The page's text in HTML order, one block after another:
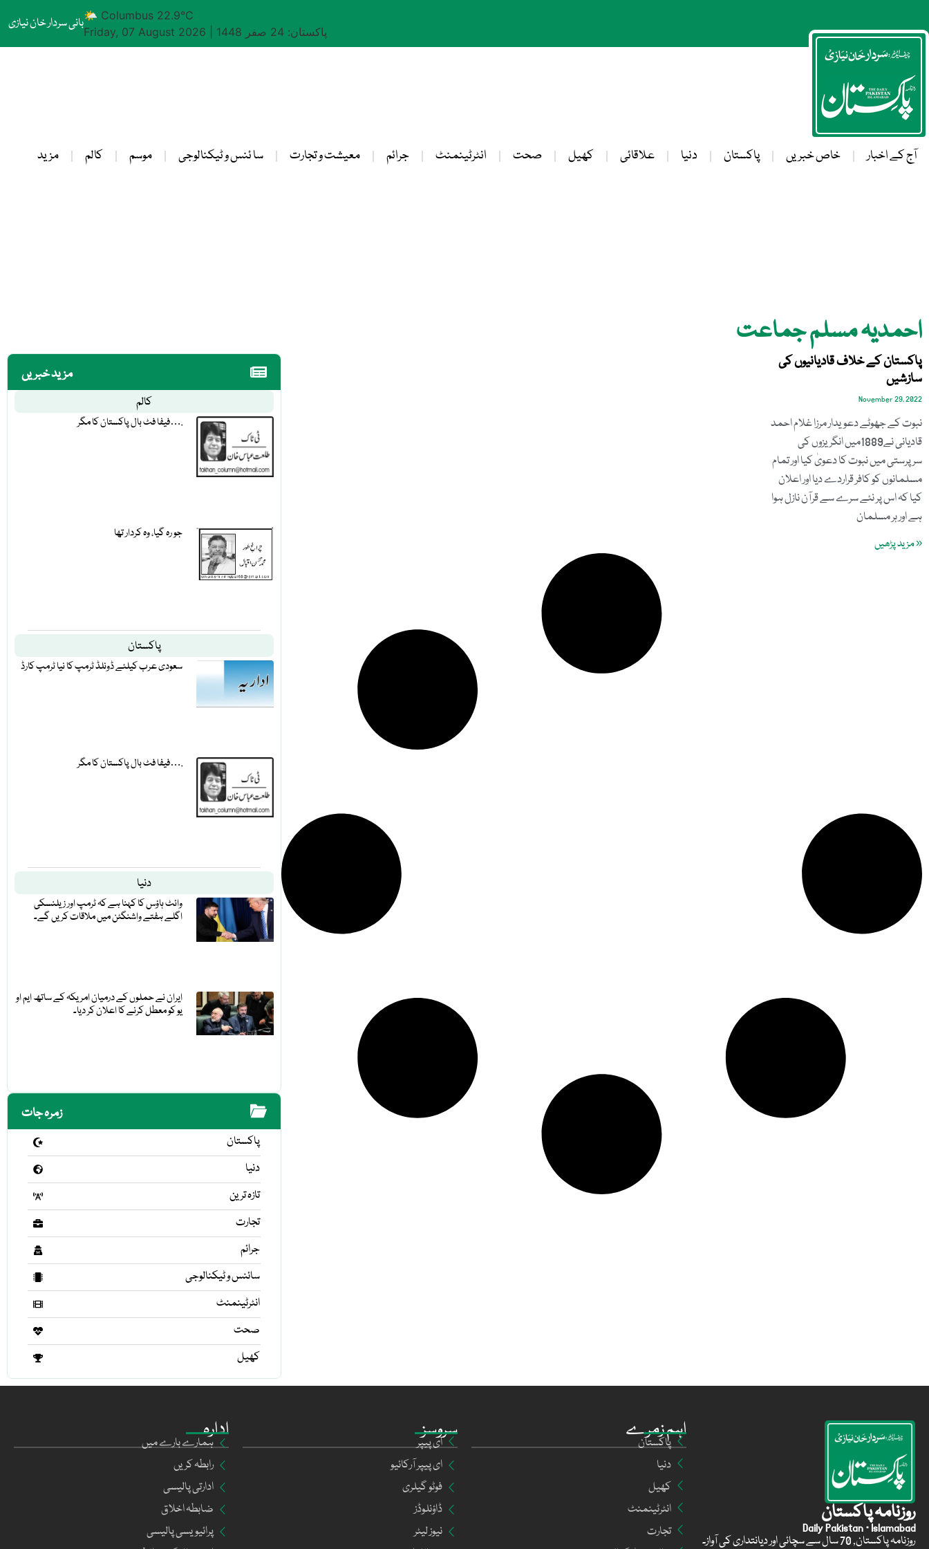
بانی سردار خان نیازی🌤 Columbus 22.9°C
Friday, 07 August 2026
پاکستان: 24 صفر 1448
آج کے اخبار خاص خبریں پاکستان دنیا علاقائی کھیل صحت انٹرٹینمنٹ جرائم معیشت و تجارت سا ئنس و ٹیکنالوجی موسم کالم مزید
احمدیہ مسلم جماعت
مزید خبریں
کالم
فیفا فٹ بال پاکستان کا مگر….
جو رہ گیا، وہ کردار تھا
پاکستان
سعودی عرب کیلئے ڈونلڈ ٹرمپ کا نیا ٹرمپ کارڈ
فیفا فٹ بال پاکستان کا مگر….
دنیا
وائٹ ہاؤس کا کہنا ہے کہ ٹرمپ اور زیلنسکی
اگلے ہفتے واشنگٹن میں ملاقات کریں گے۔
ایران نے حملوں کے درمیان امریکہ کے ساتھ ایم او
یو کو معطل کرنے کا اعلان کر دیا۔
زمرہ جات
پاکستان
دنیا
تازہ ترین
تجارت
جرائم
سائنس و ٹیکنالوجی
انٹرٹینمنٹ
صحت
کھیل
پاکستان کے خلاف قادیانیوں کی
سازشیں
November 29, 2022
نبوت کے جھوٹے دعویدار مرزا غلام احمد
قادیانی نے1889میں انگریزوں کی
سرپرستی میں نبوت کا دعویٰ کیا اور تمام
مسلمانوں کو کافر قراردے دیا اور اعلان
کیا کہ اس پر نئے سرے سے قرآن نازل ہوا
ہے اور ہر مسلمان
« مزید پڑھیں
ادارہ
ہمارے بارے میں
رابطہ کریں
ادارتی پالیسی
ضابطہ اخلاق
پرائیویسی پالیسی
سروسز
ای پیپر
ای پیپر آرکائیو
فوٹو گیلری
ڈاؤنلوڈز
نیوز لیٹر
اہم زمرے
پاکستان
دنیا
کھیل
انٹرٹینمنٹ
تجارت
روزنامہ پاکستان
Daily Pakistan · Islamabad
روزنامہ پاکستان, 70 سال سے سچائی اور دیانتداری کی آواز۔